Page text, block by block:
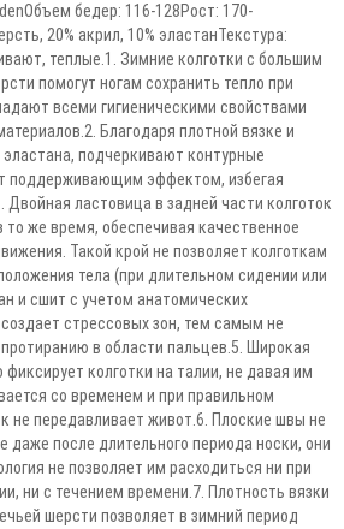
бедер: 116-128Рост: 170-
20% акрил, 10% эластанТекстура:
теплые.1. Зимние колготки с большим
помогут ногам сохранить тепло при
всеми гигиеническими свойствами
Благодаря плотной вязке и
подчеркивают контурные
поддерживающим эффектом, избегая
Двойная ластовица в задней части колготок
же время, обеспечивая качественное
Такой крой не позволяет колготкам
тела (при длительном сидении или
и сшит с учетом анатомических
стрессовых зон, тем самым не
в области пальцев.5. Широкая
колготки на талии, не давая им
со временем и при правильном
не передавливает живот.6. Плоские швы не
даже после длительного периода носки, они
не позволяет им расходиться ни при
ни с течением времени.7. Плотность вязки
шерсти позволяет в зимний период